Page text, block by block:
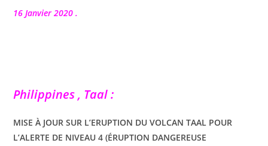
publication :
16 Janvier 2020 .
Philippines , Taal :
MISE À JOUR SUR L’ERUPTION DU VOLCAN TAAL POUR
L’ALERTE DE NIVEAU 4 (ÉRUPTION DANGEREUSE